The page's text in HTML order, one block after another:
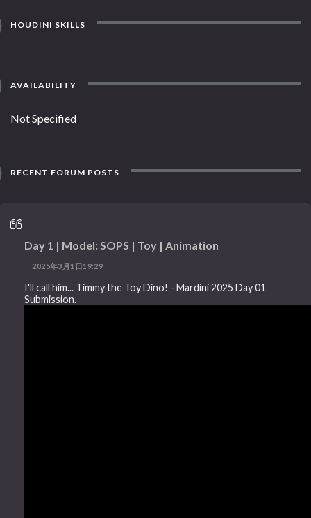
HOUDINI SKILLS
AVAILABILITY
Not Specified
RECENT FORUM POSTS
Day 1 | Model: SOPS | Toy | Animation
2025年3月1日19:29
I'll call him... Timmy the Toy Dino! - Mardini 2025 Day 01
Submission.